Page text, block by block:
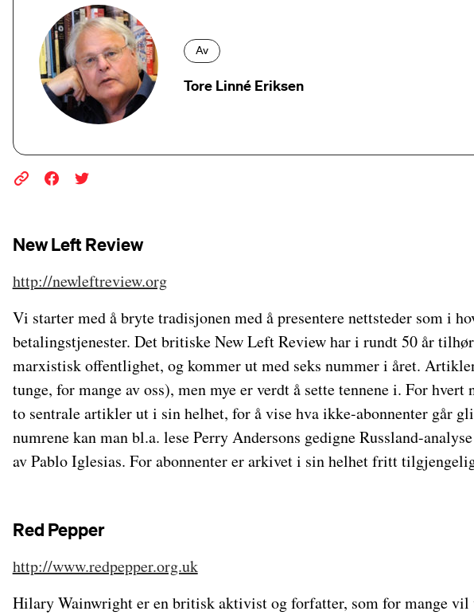
Av
Tore Linné Eriksen
New Left Review
http://newleftreview.org
Vi starter med å bryte tradisjonen med å presentere nettsteder som i
betalingstjenester. Det britiske New Left Review har i rundt 50 år
marxistisk offentlighet, og kommer ut med seks nummer i året.
tunge, for mange av oss), men mye er verdt å sette tennene i. For hvert
to sentrale artikler ut i sin helhet, for å vise hva ikke-abonnenter går
numrene kan man bl.a. lese Perry Andersons gedigne Russland-
av Pablo Iglesias. For abonnenter er arkivet i sin helhet fritt
Red Pepper
http://www.redpepper.org.uk
Hilary Wainwright er en britisk aktivist og forfatter, som for mange